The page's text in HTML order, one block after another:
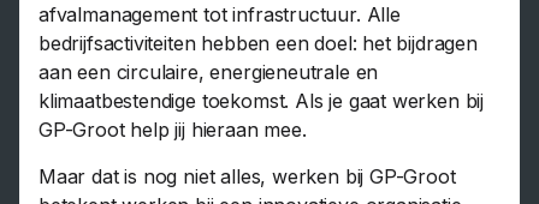
afvalmanagement tot infrastructuur. Alle
bedrijfsactiviteiten hebben een doel: het bijdragen
aan een circulaire, energieneutrale en
klimaatbestendige toekomst. Als je gaat werken bij
GP-Groot help jij hieraan mee.
Maar dat is nog niet alles, werken bij GP-Groot